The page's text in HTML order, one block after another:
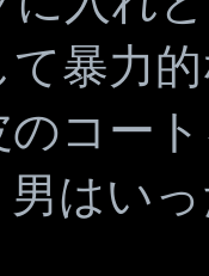
て暴力
コー
男はい